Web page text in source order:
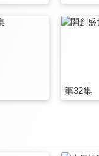
第32集